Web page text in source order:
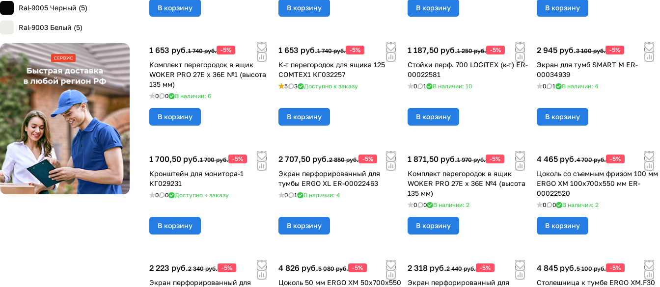
В корзину В корзину В корзину В корзину
1 653 руб.1 740 руб. -5%
Комплект перегородок в ящик
WOKER PRO 27E х 36E №1 (высота
135 мм)
0 0 В наличии: 6
В корзину
1 653 руб.1 740 руб. -5%
К-т перегородок для ящика 125
COMTEX1 КГ032257
5 3 Доступно к заказу
В корзину
1 187,50 руб.1 250 руб. -5%
Стойки перф. 700 LOGITEX (к-т) ER-
00022581
0 1 В наличии: 10
В корзину
2 945 руб.3 100 руб. -5%
Экран для тумб SMART M ER-
00034939
0 1 В наличии: 4
В корзину
1 700,50 руб.1 790 руб. -5%
Кронштейн для монитора-1
КГ029231
0 0 Доступно к заказу
В корзину
2 707,50 руб.2 850 руб. -5%
Экран перфорированный для
тумбы ERGO XL ER-00022463
0 1 В наличии: 4
В корзину
1 871,50 руб.1 970 руб. -5%
Комплект перегородок в ящик
WOKER PRO 27E х 36E №4 (высота
135 мм)
0 0 В наличии: 2
В корзину
4 465 руб.4 700 руб. -5%
Цоколь со съемным фризом 100 мм
ERGO ХМ 100x700x550 мм ER-
00022520
0 0 В наличии: 2
В корзину
2 223 руб.2 340 руб. -5%
Экран перфорированный для
4 826 руб.5 080 руб. -5%
Цоколь 50 мм ERGO ХМ 50x700x550
2 318 руб.2 440 руб. -5%
Экран перфорированный для
4 845 руб.5 100 руб. -5%
Столешница к тумбе ERGO XM.F30
Ral-9005 Черный (5)
Ral-9003 Белый (5)